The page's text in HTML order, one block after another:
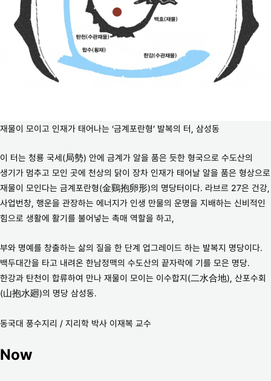
재물이 모이고 인재가 태어나는 ‘금계포란형’ 발복의 터, 삼성동
이 터는 청룡 국세(局勢) 안에 금계가 알을 품은 듯한 형국으로 수도산의
생기가 멈추고 모인 곳에 천상의 닭이 장차 인재가 태어날 알을 품은 형상으로
재물이 모인다는 금계포란형(金鷄抱卵形)의 명당터이다. 라브르 27은 건강,
사업번창, 행운을 관장하는 에너지가 인생 만물의 운명을 지배하는 신비적인
힘으로 생활에 활기를 불어넣는 촉매 역할을 하고,
부와 명예를 창출하는 삶의 질을 한 단계 업그레이드 하는 발복지 명당이다.
백두대간을 타고 내려온 한남정맥의 수도산의 끝자락에 기를 모은 명당.
한강과 탄천이 합류하여 만나 재물이 모이는 이수합지(二水合地), 산포수회
(山抱水廻)의 명당 삼성동.
동국대 풍수지리 / 지리학 박사 이재복 교수
Now